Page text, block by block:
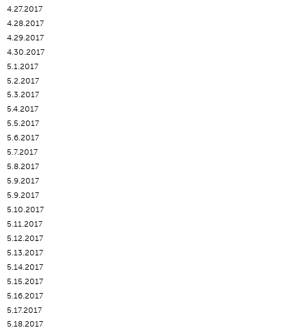
4.27.2017
4.28.2017
4.29.2017
4.30.2017
5.1.2017
5.2.2017
5.3.2017
5.4.2017
5.5.2017
5.6.2017
5.7.2017
5.8.2017
5.9.2017
5.9.2017
5.10.2017
5.11.2017
5.12.2017
5.13.2017
5.14.2017
5.15.2017
5.16.2017
5.17.2017
5.18.2017